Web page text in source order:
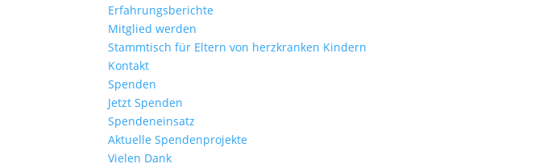
Erfahrungsberichte
Mitglied werden
Stammtisch für Eltern von herzkranken Kindern
Kontakt
Spenden
Jetzt Spenden
Spendeneinsatz
Aktuelle Spendenprojekte
Vielen Dank